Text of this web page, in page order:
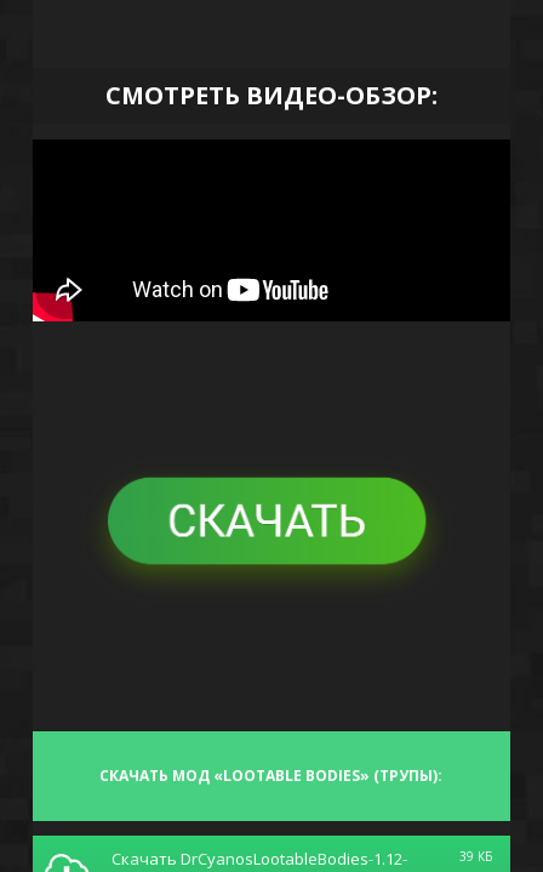
СМОТРЕТЬ ВИДЕО-ОБЗОР:
СКАЧАТЬ МОД «LOOTABLE BODIES» (ТРУПЫ):
Скачать DrCyanosLootableBodies-1.12-
39 КБ